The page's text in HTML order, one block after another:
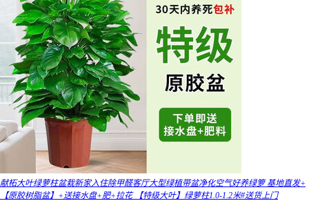
献柘大叶绿萝柱盆栽新家入住除甲醛客厅大型绿植带盆净化空气好养绿箩 基地直发+
【原胶树脂盆】+送接水盘+肥+拉花 【特级大叶】绿萝柱1.0-1.2米#送货上门